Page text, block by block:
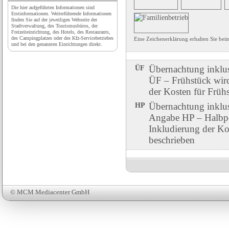
Eine Zeichenerklärung erhalten Sie
ÜF Übernachtung
ÜF – Frühstück
der Kosten für
HP Übernachtung
Angabe HP –
Inkludierung der
beschrieben
© MCM Mediacenter GmbH
Die hier aufgeführten Informationen sind
Erstinformationen. Weiterführende Informationen
finden Sie auf der jeweiligen Webseite der
Stadtverwaltung, des Tourismusbüros, der
Freizeiteinrichtung, des Hotels, des Restaurants,
des Campingplatzes oder des Kfz-Servicebetriebes
und bei den genannten Einrichtungen direkt.